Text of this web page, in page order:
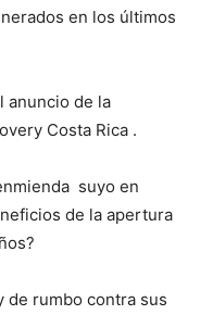
en los últimos
anuncio de la
Costa Rica .
suyo en
de la apertura
de rumbo contra sus